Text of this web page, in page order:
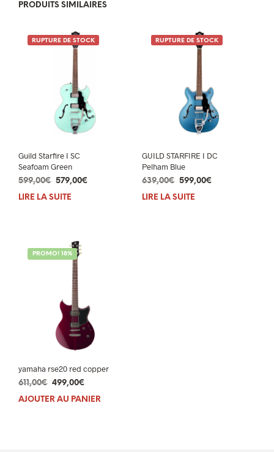
PRODUITS SIMILAIRES
RUPTURE DE STOCK
Guild Starfire I SC
Seafoam Green
599,00€ Le
prix
579,00€
LIRE LA SUITE
RUPTURE DE STOCK
GUILD STARFIRE I DC
Pelham Blue
639,00€ Le
prix
599,00€Le
LIRE LA SUITE
PROMO! 18%
yamaha rse20 red copper
611,00€ Le
prix
499,00€
prix
AJOUTER AU PANIER